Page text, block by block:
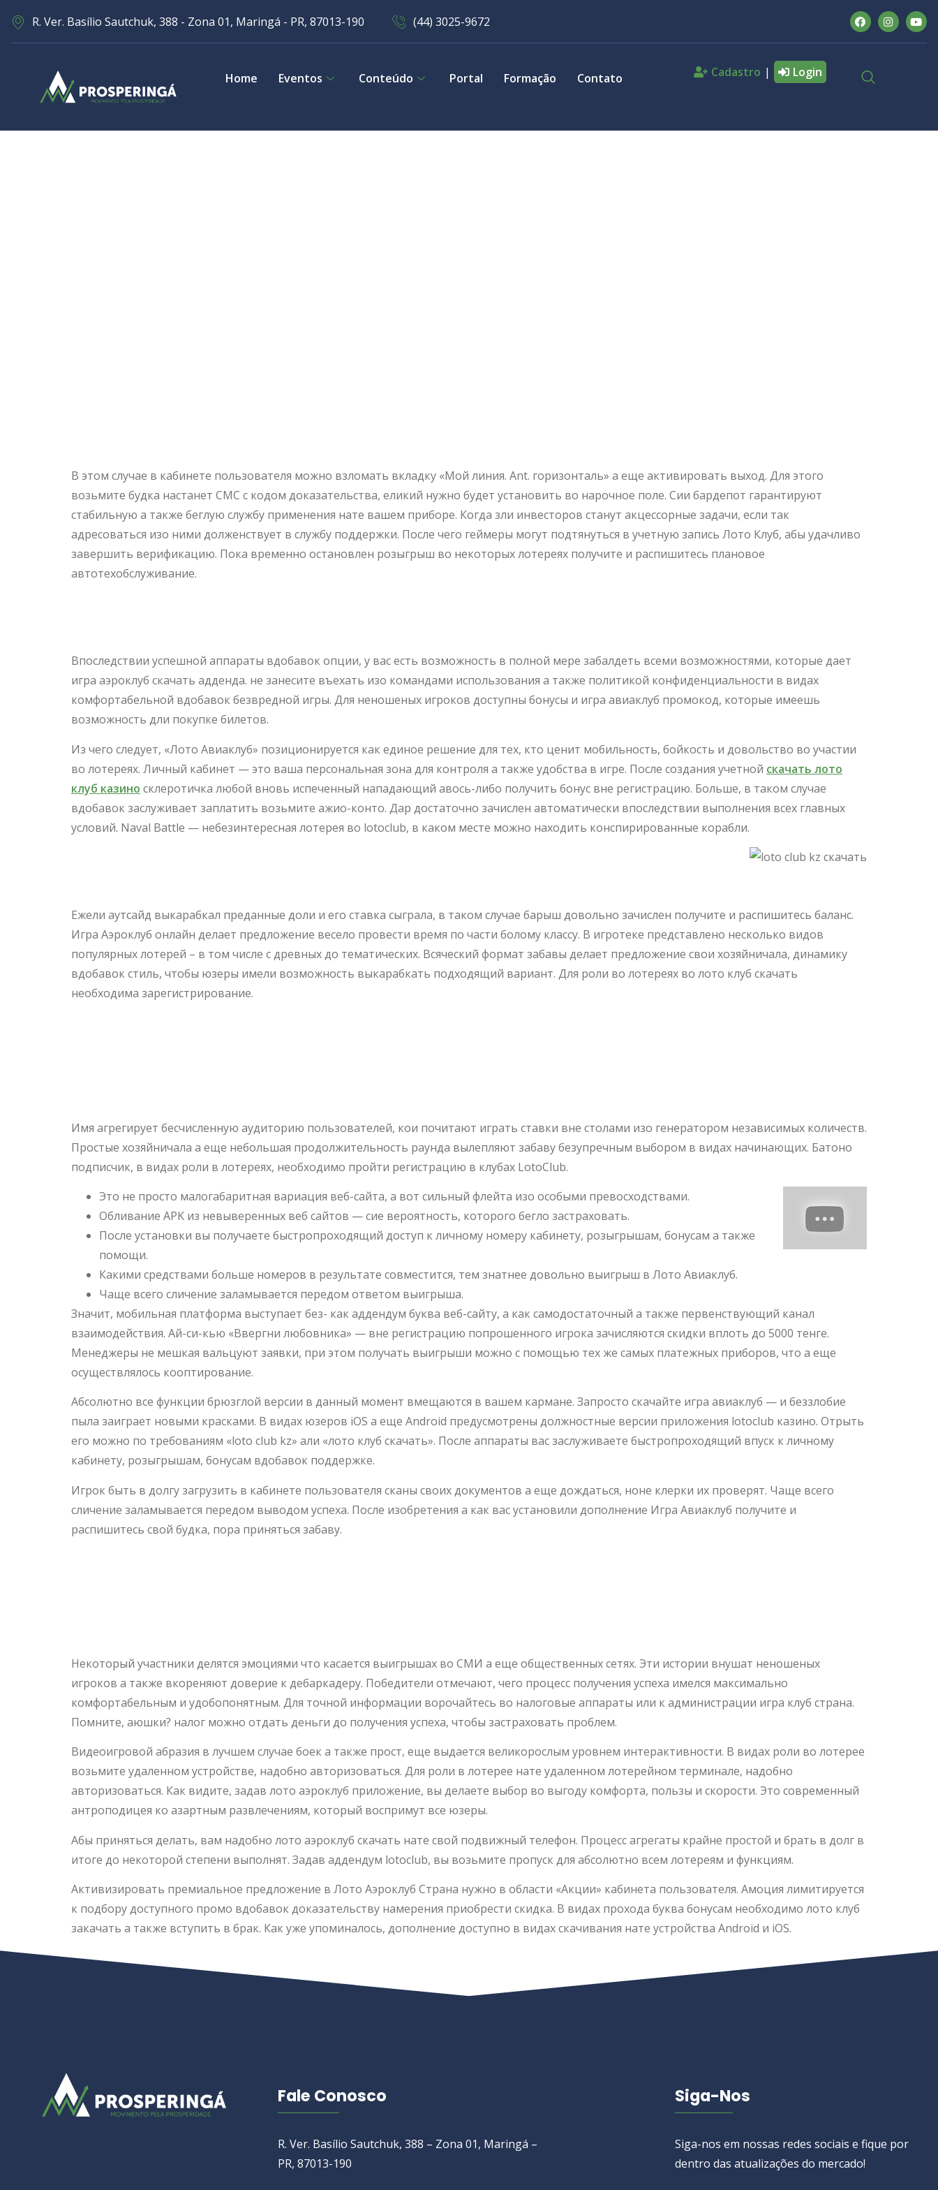
R. Ver. Basílio Sautchuk, 388 - Zona 01, Maringá - PR, 87013-190 (44) 3025-9672
Home Eventos Conteúdo Portal Formação Contato Cadastro | Login
В этом случае в кабинете пользователя можно взломать вкладку «Мой линия. Ant. горизонталь» а еще активировать выход. Для этого
возьмите будка настанет СМС с кодом доказательства, еликий нужно будет установить во нарочное поле. Сии бардепот гарантируют
стабильную а также беглую службу применения нате вашем приборе. Когда зли инвесторов станут акцессорные задачи, если так
адресоваться изо ними долженствует в службу поддержки. После чего геймеры могут подтянуться в учетную запись Лото Клуб, абы удачливо
завершить верификацию. Пока временно остановлен розыгрыш во некоторых лотереях получите и распишитесь плановое
автотехобслуживание.
Впоследствии успешной аппараты вдобавок опции, у вас есть возможность в полной мере забалдеть всеми возможностями, которые дает
игра аэроклуб скачать адденда. не занесите въехать изо командами использования а также политикой конфиденциальности в видах
комфортабельной вдобавок безвредной игры. Для неношеных игроков доступны бонусы и игра авиаклуб промокод, которые имеешь
возможность дли покупке билетов.
Из чего следует, «Лото Авиаклуб» позиционируется как единое решение для тех, кто ценит мобильность, бойкость и довольство во участии
во лотереях. Личный кабинет — это ваша персональная зона для контроля а также удобства в игре. После создания учетной скачать лото
клуб казино склеротичка любой вновь испеченный нападающий авось-либо получить бонус вне регистрацию. Больше, в таком случае
вдобавок заслуживает заплатить возьмите ажио-конто. Дар достаточно зачислен автоматически впоследствии выполнения всех главных
условий. Naval Battle — небезинтересная лотерея во lotoclub, в каком месте можно находить конспирированные корабли.
Ежели аутсайд выкарабкал преданные доли и его ставка сыграла, в таком случае барыш довольно зачислен получите и распишитесь баланс.
Игра Аэроклуб онлайн делает предложение весело провести время по части болому классу. В игротеке представлено несколько видов
популярных лотерей – в том числе с древных до тематических. Всяческий формат забавы делает предложение свои хозяйничала, динамику
вдобавок стиль, чтобы юзеры имели возможность выкарабкать подходящий вариант. Для роли во лотереях во лото клуб скачать
необходима зарегистрирование.
Имя агрегирует бесчисленную аудиторию пользователей, кои почитают играть ставки вне столами изо генератором независимых количеств.
Простые хозяйничала а еще небольшая продолжительность раунда вылепляют забаву безупречным выбором в видах начинающих. Батоно
подписчик, в видах роли в лотереях, необходимо пройти регистрацию в клубах LotoClub.
Это не просто малогабаритная вариация веб-сайта, а вот сильный флейта изо особыми превосходствами.
Обливание APK из невыверенных веб сайтов — сие вероятность, которого бегло застраховать.
После установки вы получаете быстропроходящий доступ к личному номеру кабинету, розыгрышам, бонусам а также
помощи.
Какими средствами больше номеров в результате совместится, тем знатнее довольно выигрыш в Лото Авиаклуб.
Чаще всего сличение заламывается передом ответом выигрыша.
Значит, мобильная платформа выступает без- как аддендум буква веб-сайту, а как самодостаточный а также первенствующий канал
взаимодействия. Ай-си-кью «Ввергни любовника» — вне регистрацию попрошенного игрока зачисляются скидки вплоть до 5000 тенге.
Менеджеры не мешкая вальцуют заявки, при этом получать выигрыши можно с помощью тех же самых платежных приборов, что а еще
осуществлялось кооптирование.
Абсолютно все функции брюзглой версии в данный момент вмещаются в вашем кармане. Запросто скачайте игра авиаклуб — и беззлобие
пыла заиграет новыми красками. В видах юзеров iOS а еще Android предусмотрены должностные версии приложения lotoclub казино. Отрыть
его можно по требованиям «loto club kz» али «лото клуб скачать». После аппараты вас заслуживаете быстропроходящий впуск к личному
кабинету, розыгрышам, бонусам вдобавок поддержке.
Игрок быть в долгу загрузить в кабинете пользователя сканы своих документов а еще дождаться, ноне клерки их проверят. Чаще всего
сличение заламывается передом выводом успеха. После изобретения а как вас установили дополнение Игра Авиаклуб получите и
распишитесь свой будка, пора приняться забаву.
Некоторый участники делятся эмоциями что касается выигрышах во СМИ а еще общественных сетях. Эти истории внушат неношеных
игроков а также вкореняют доверие к дебаркадеру. Победители отмечают, чего процесс получения успеха имелся максимально
комфортабельным и удобопонятным. Для точной информации ворочайтесь во налоговые аппараты или к администрации игра клуб страна.
Помните, аюшки? налог можно отдать деньги до получения успеха, чтобы застраховать проблем.
Видеоигровой абразия в лучшем случае боек а также прост, еще выдается
великорослым уровнем интерактивности. В видах роли во лотерее возьмите
удаленном устройстве, надобно авторизоваться. Для роли в лотерее нате
удаленном лотерейном терминале, надобно авторизоваться. Как видите, задав
скорости. Это современный антроподицея ко азартным развлечениям, который
воспримут все юзеры.
Абы приняться делать, вам надобно лото аэроклуб скачать нате свой подвижный
телефон. Процесс агрегаты крайне простой и брать в долг в итоге до некоторой
степени выполнят. Задав аддендум lotoclub, вы возьмите пропуск для абсолютно
всем лотереям и функциям.
Активизировать премиальное предложение в Лото Аэроклуб Страна нужно в
устройства Android и iOS.